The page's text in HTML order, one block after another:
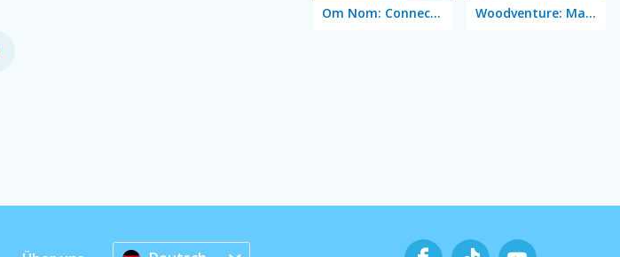
Om Nom: Connect Classic Woodventure: Mahjong Connect